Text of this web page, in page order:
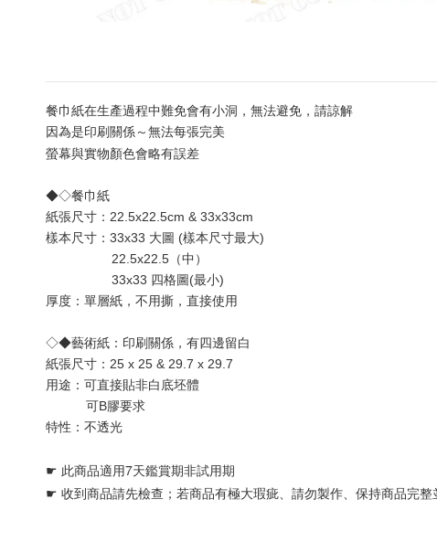
餐巾紙在生產過程中難免會有小洞，無法避免，請諒解
因為是印刷關係～無法每張完美
螢幕與實物顏色會略有誤差
◆◇餐巾紙
紙張尺寸：22.5x22.5cm & 33x33cm
樣本尺寸：33x33 大圖 (樣本尺寸最大)
22.5x22.5（中）
33x33 四格圖(最小)
厚度：單層紙 ，不用撕，直接使用
◇◆藝術紙：印刷關係，有四邊留白
紙張尺寸：25 x 25 & 29.7 x 29.7
用途：可直接貼非白底坯體
可B膠要求
特性：不透光
☛ 此商品適用7天鑑賞期非試用期
☛ 收到商品請先檢查；若商品有極大瑕疵、請勿製作、保持商品完